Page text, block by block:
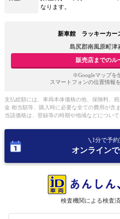
なります。
新車館 ラッキーカー
島尻郡南風原町津
販売店までのル
※Googleマップを
スマートフォンの位置情報
支払総額には、車両本体価格の他、保険料、
金 相当額等、購入時に必要な全ての費用が含
当該価格は、登録等の時期や地域などについ
1分で予約
オンライン
検査機関による検査